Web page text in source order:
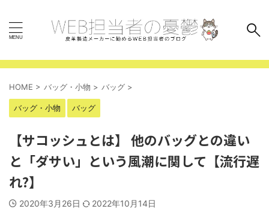
HOME > バッグ・小物 > バッグ >
バッグ・小物 バッグ
【サコッシュとは】 他のバッグとの違い
と「ダサい」という風潮に関して【流行遅
れ?】
2020年3月26日 2022年10月14日